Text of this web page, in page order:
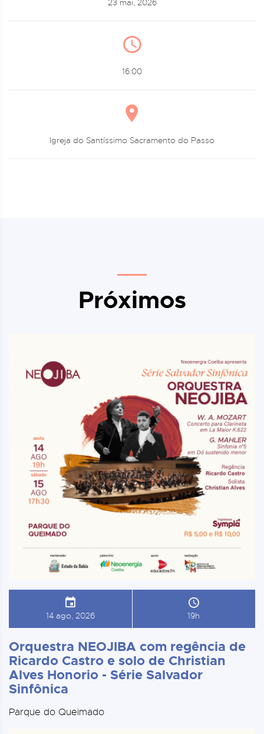
23 mai, 2026
16:00
Igreja do Santíssimo Sacramento do Passo
Próximos
14 ago, 2026 19h
Orquestra NEOJIBA com regência de
Ricardo Castro e solo de Christian
Alves Honorio - Série Salvador
Sinfônica
Parque do Queimado